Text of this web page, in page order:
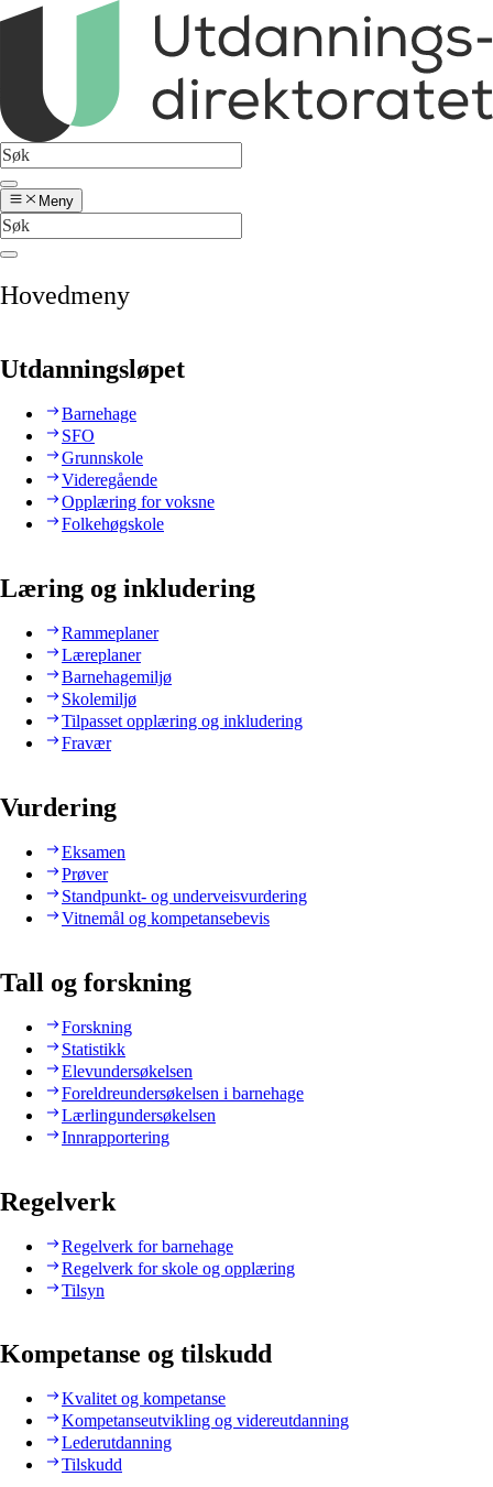
Meny
Hovedmeny
Utdanningsløpet
Barnehage
SFO
Grunnskole
Videregående
Opplæring for voksne
Folkehøgskole
Læring og inkludering
Rammeplaner
Læreplaner
Barnehagemiljø
Skolemiljø
Tilpasset opplæring og inkludering
Fravær
Vurdering
Eksamen
Prøver
Standpunkt- og underveisvurdering
Vitnemål og kompetansebevis
Tall og forskning
Forskning
Statistikk
Elevundersøkelsen
Foreldreundersøkelsen i barnehage
Lærlingundersøkelsen
Innrapportering
Regelverk
Regelverk for barnehage
Regelverk for skole og opplæring
Tilsyn
Kompetanse og tilskudd
Kvalitet og kompetanse
Kompetanseutvikling og videreutdanning
Lederutdanning
Tilskudd